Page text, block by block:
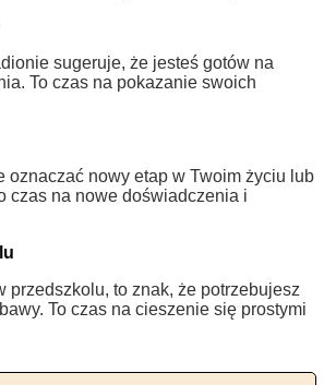
sugeruje, że jesteś gotów na
To czas na pokazanie swoich
oznaczać nowy etap w Twoim życiu lub
czas na nowe doświadczenia i
przedszkolu, to znak, że potrzebujesz
To czas na cieszenie się prostymi